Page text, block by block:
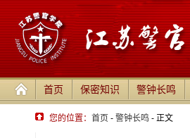
首页 保密知识 警钟长鸣
您的位置： 首页 - 警钟长鸣 - 正文